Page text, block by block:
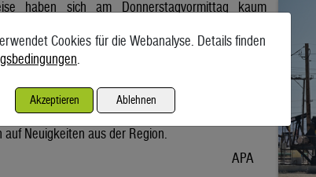
haben sich am Donnerstagvormittag kaum
der Nordsee mit Lieferung Oktober kostete am
US-Dollar und damit 0,4 Prozent mehr als am
Unter diese ist er am Dienstag wegen der Hoffnung
im Iran-Krieg gesunken. Seitdem warten
auf Neuigkeiten aus der Region.
APA
Cookies für die Webanalyse. Details finden
.
Akzeptieren Ablehnen